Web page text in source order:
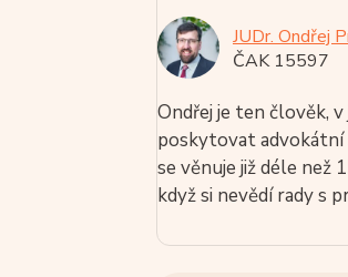
JUDr. Ondřej
ČAK 15597
Ondřej je ten člověk,
poskytovat advokátní
se věnuje již déle než
když si nevědí rady s